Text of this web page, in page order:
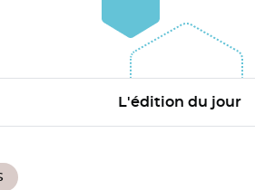
L'édition du jour